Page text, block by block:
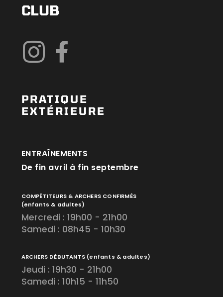
CLUB
PRATIQUE
EXTÉRIEURE
ENTRAÎNEMENTS
De fin avril à fin septembre
COMPÉTITEURS & ARCHERS CONFIRMÉS
(enfants & adultes)
Mercredi : 19h00 - 21h00
Samedi : 08h45 - 10h30
ARCHERS DÉBUTANTS (enfants & adultes)
Jeudi : 19h30 - 21h00
Samedi : 10h15 - 11h50